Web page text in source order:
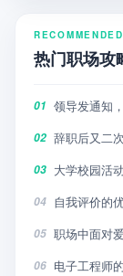
RECOMMENDED
热门职场攻
01 领导发通知
02 辞职后又二
03 大学校园活
04 自我评价的
05 职场中面对
06 电子工程师